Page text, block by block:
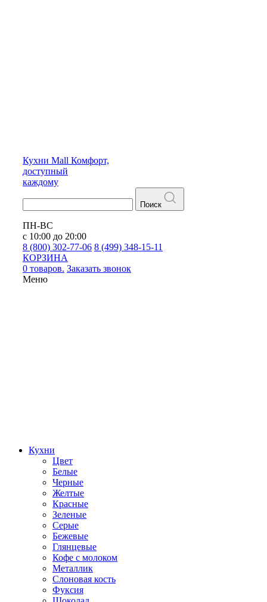
Кухни Mall Комфорт,
доступный
каждому
Поиск
ПН-ВС
с 10:00 до 20:00
8 (800) 302-77-06 8 (499) 348-15-11
КОРЗИНА
0 товаров. Заказать звонок
Меню
Кухни
Цвет
Белые
Черные
Желтые
Красные
Зеленые
Серые
Бежевые
Глянцевые
Кофе с молоком
Металлик
Слоновая кость
Фуксия